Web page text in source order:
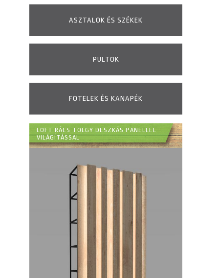
ASZTALOK ÉS SZÉKEK
PULTOK
FOTELEK ÉS KANAPÉK
LOFT RÁCS TÖLGY DESZKÁS PANELLEL
VILÁGÍTÁSSAL